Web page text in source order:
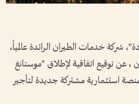
شركة خدمات الطيران الرائدة عالمياً،
، عن توقيع اتفاقية لإطلاق "موستانغ
استثمارية مشتركة جديدة لتأجير